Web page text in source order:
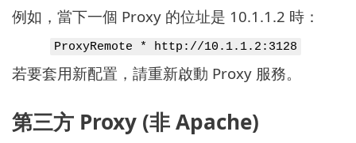
例如，當下一個 Proxy 的位址是 10.1.1.2 時：
ProxyRemote * http://10.1.1.2:3128
若要套用新配置，請重新啟動 Proxy 服務。
第三方 Proxy (非 Apache)